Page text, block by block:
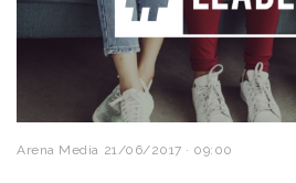
Arena Media 21/06/2017 · 09:00